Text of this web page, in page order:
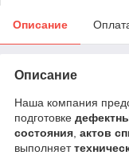
Описание
Описание
Наша компания
подготовке
состояния актов
выполняет